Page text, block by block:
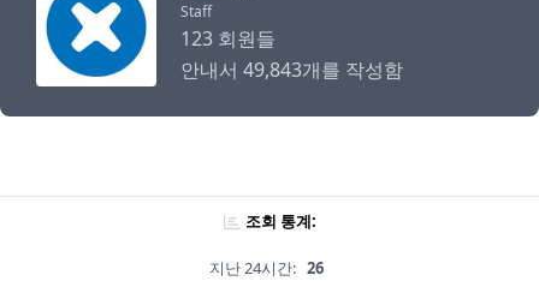
Staff
123 회원들
안내서 49,843개를 작성함
조회 통계:
지난 24시간: 26